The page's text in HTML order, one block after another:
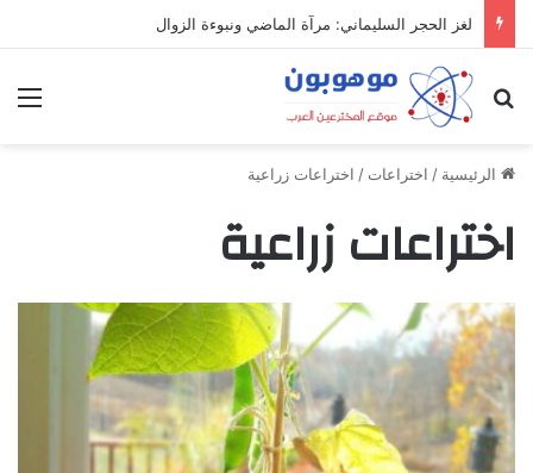
لغز الحجر السليماني: مرآة الماضي ونبوءة الزوال
بحث عن
الرئيسية / اختراعات / اختراعات زراعية
اختراعات زراعية